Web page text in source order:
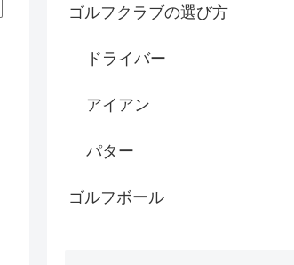
ゴルフクラブの選び方
ドライバー
アイアン
パター
ゴルフボール